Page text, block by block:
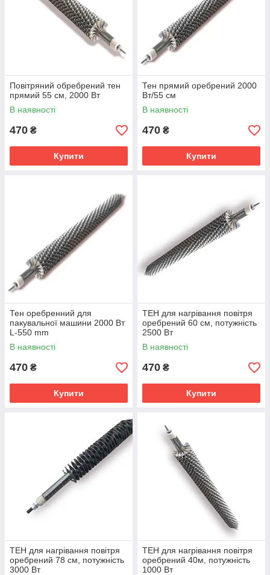
з усієї України. Приймаємо замовлення на Тени повітряні
оребрені онлайн і по телефону. Можлива відправка товарів
день у день, приймаємо оплату післяплатою.
Повітряний обребрений тен
прямий 55 см, 2000 Вт
В наявності
470 ₴
Купити
Тен прямий оребрений 2000
Вт/55 см
В наявності
470 ₴
Купити
Тен оребренний для
пакувальної машини 2000 Вт
L-550 mm
В наявності
470 ₴
Купити
ТЕН для нагрівання повітря
оребрений 60 см, потужність
2500 Вт
В наявності
470 ₴
Купити
ТЕН для нагрівання повітря
оребрений 78 см, потужність
3000 Вт
ТЕН для нагрівання повітря
оребрений 40м, потужність
1000 Вт